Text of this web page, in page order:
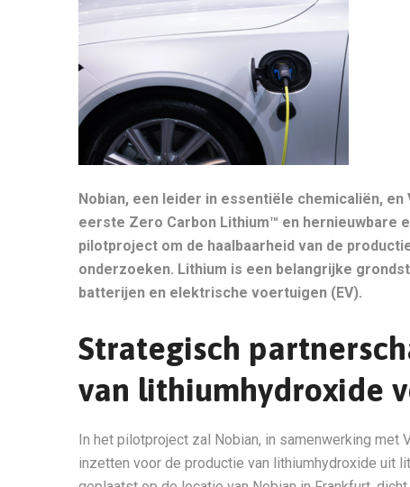
Nobian, een leider in essentiële chemicaliën,
eerste Zero Carbon Lithium™ en hernieuwbare
pilotproject om de haalbaarheid van de
onderzoeken. Lithium is een belangrijke
batterijen en elektrische voertuigen (EV).
Strategisch
van lithiumhydroxide
In het pilotproject zal Nobian, in samenwerking met
inzetten voor de productie van lithiumhydroxide uit